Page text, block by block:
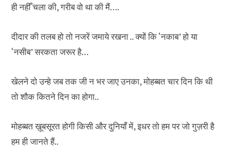
ही नहीँ चला की, गरीब वो था की मैं….
दीदार की तलब हो तो नजरें जमाये रखना .. क्यों कि ‘नकाब’ हो या
‘नसीब’ सरकता जरूर है…
खेलने दो उन्हे जब तक जी न भर जाए उनका, मोहब्बत चार दिन कि थी
तो शौक कितने दिन का होगा..
मोहब्बत ख़ूबसूरत होगी किसी और दुनियाँ में, इधर तो हम पर जो गुज़री है
हम ही जानते हैं..